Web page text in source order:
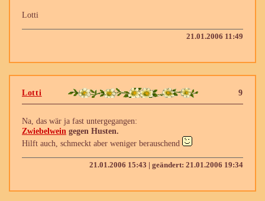
Lotti
21.01.2006 11:49
9
Lotti
Na, das wär ja fast untergegangen:
Zwiebelwein gegen Husten.
Hilft auch, schmeckt aber weniger berauschend
21.01.2006 15:43 | geändert: 21.01.2006 19:34